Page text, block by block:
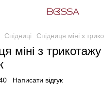
Спідниці Cпідниця міні з
міні з
Написати відгук